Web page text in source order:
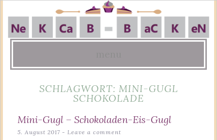
SCHLAGWORT: MINI-GUGL
SCHOKOLADE
Mini-Gugl – Schokoladen-Eis-Gugl
5. August 2017 Leave a comment